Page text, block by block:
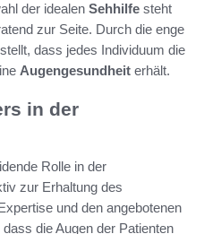
der idealen Sehhilfe steht
zur Seite. Durch die enge
dass jedes Individuum die
Augengesundheit erhält.
in der
Rolle in der
zur Erhaltung des
und den angebotenen
die Augen der Patienten